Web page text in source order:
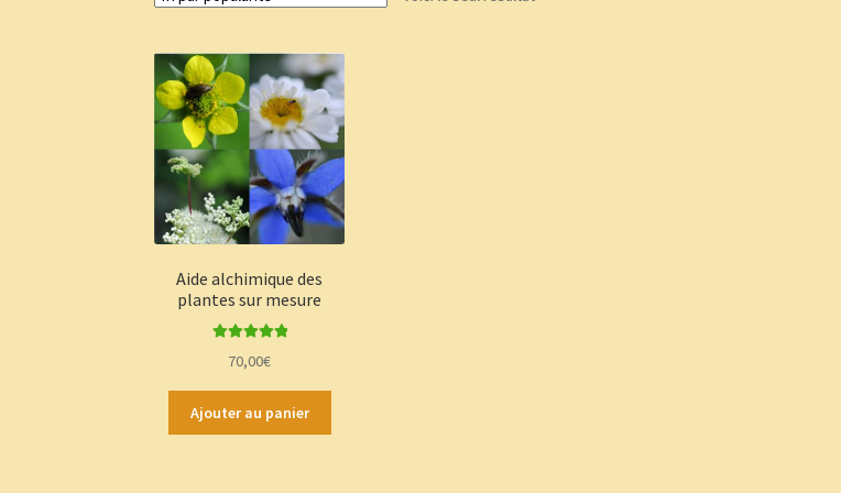
Aide alchimique des
plantes sur mesure
5
70,00€
Ajouter au panier